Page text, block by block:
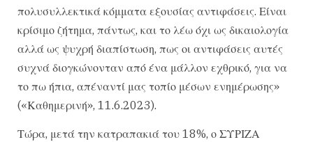
πολυσυλλεκτικά κόμματα εξουσίας αντιφάσεις. Είναι
κρίσιμο ζήτημα, πάντως, και το λέω όχι ως δικαιολογία
αλλά ως ψυχρή διαπίστωση, πως οι αντιφάσεις αυτές
συχνά διογκώνονταν από ένα μάλλον εχθρικό, για να
το πω ήπια, απέναντί μας τοπίο μέσων ενημέρωσης»
(«Καθημερινή», 11.6.2023).
Τώρα, μετά την κατραπακιά του 18%, ο ΣΥΡΙΖΑ